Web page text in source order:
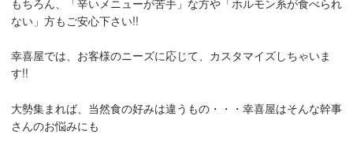
ない」方もご安心下さい!!
幸喜屋では、お客様のニーズに応じて、カスタマイズしちゃいま
す!!
大勢集まれば、当然食の好みは違うもの・・・幸喜屋はそんな幹事
さんのお悩みにも